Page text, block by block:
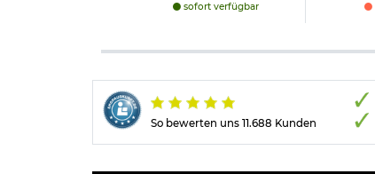
sofort verfügbar
So bewerten uns 11.688 Kunden